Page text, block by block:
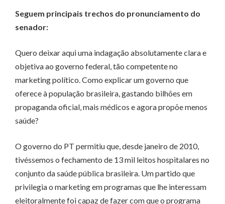
Seguem principais trechos do pronunciamento do
senador:
Quero deixar aqui uma indagação absolutamente clara e
objetiva ao governo federal, tão competente no
marketing político. Como explicar um governo que
oferece à população brasileira, gastando bilhões em
propaganda oficial, mais médicos e agora propõe menos
saúde?
O governo do PT permitiu que, desde janeiro de 2010,
tivéssemos o fechamento de 13 mil leitos hospitalares no
conjunto da saúde pública brasileira. Um partido que
privilegia o marketing em programas que lhe interessam
eleitoralmente foi capaz de fazer com que o programa